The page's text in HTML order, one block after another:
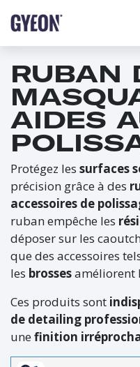
RUBAN
AIDES
Protégez les surfaces
précision grâce à des
accessoires de
ruban empêche les
déposer sur les
que des accessoires
les brossesaméliorent
Ces produits sont
de detailing
une finition